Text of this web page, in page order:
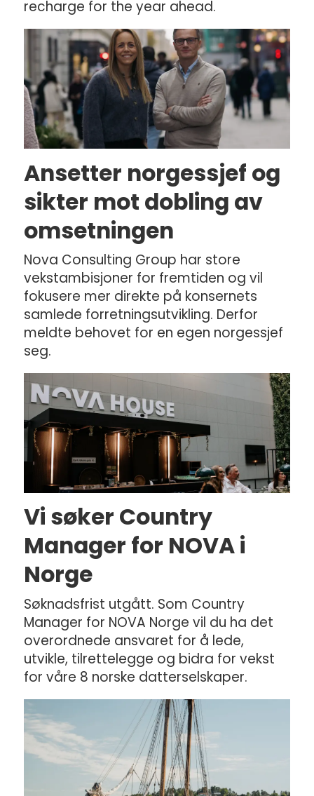
recharge for the year ahead.
Ansetter norgessjef og
sikter mot dobling av
omsetningen
Nova Consulting Group har store
vekstambisjoner for fremtiden og vil
fokusere mer direkte på konsernets
samlede forretningsutvikling. Derfor
meldte behovet for en egen norgessjef
seg.
Vi søker Country
Manager for NOVA i
Norge
Søknadsfrist utgått. Som Country
Manager for NOVA Norge vil du ha det
overordnede ansvaret for å lede,
utvikle, tilrettelegge og bidra for vekst
for våre 8 norske datterselskaper.